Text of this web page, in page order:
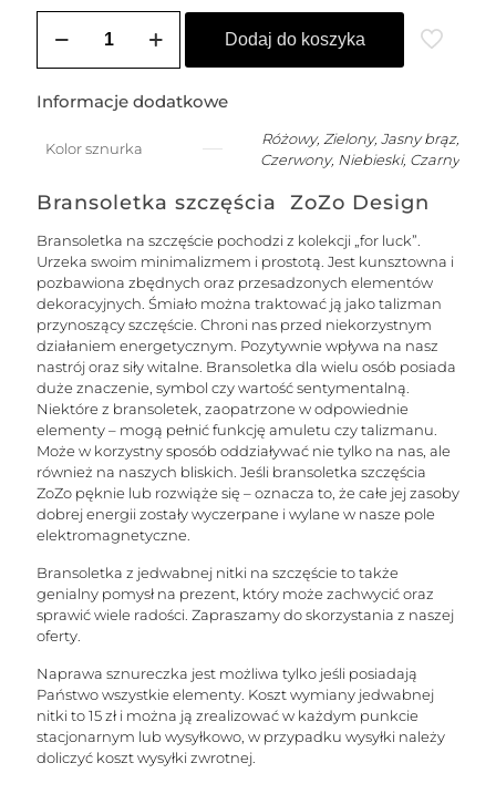
SOLE
na
łańcuszku
nitką
-
srebrna
NA
STOPĘ
Dodaj do koszyka
Informacje dodatkowe
Kolor sznurka
Różowy, Zielony, Jasny brąz,
Czerwony, Niebieski, Czarny
Bransoletka szczęścia ZoZo Design
Bransoletka na szczęście pochodzi z kolekcji „for luck”.
Urzeka swoim minimalizmem i prostotą. Jest kunsztowna i
pozbawiona zbędnych oraz przesadzonych elementów
dekoracyjnych. Śmiało można traktować ją jako talizman
przynoszący szczęście. Chroni nas przed niekorzystnym
działaniem energetycznym. Pozytywnie wpływa na nasz
nastrój oraz siły witalne. Bransoletka dla wielu osób posiada
duże znaczenie, symbol czy wartość sentymentalną.
Niektóre z bransoletek, zaopatrzone w odpowiednie
elementy – mogą pełnić funkcję amuletu czy talizmanu.
Może w korzystny sposób oddziaływać nie tylko na nas, ale
również na naszych bliskich. Jeśli bransoletka szczęścia
ZoZo pęknie lub rozwiąże się – oznacza to, że całe jej zasoby
dobrej energii zostały wyczerpane i wylane w nasze pole
elektromagnetyczne.
Bransoletka z jedwabnej nitki na szczęście to także
genialny pomysł na prezent, który może zachwycić oraz
sprawić wiele radości. Zapraszamy do skorzystania z naszej
oferty.
Naprawa sznureczka jest możliwa tylko jeśli posiadają
Państwo wszystkie elementy. Koszt wymiany jedwabnej
nitki to 15 zł i można ją zrealizować w każdym punkcie
stacjonarnym lub wysyłkowo, w przypadku wysyłki należy
doliczyć koszt wysyłki zwrotnej.